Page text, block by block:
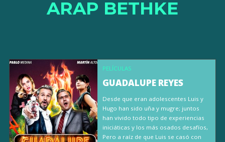
ARAP BETHKE
PELÍCULAS
GUADALUPE REYES
Desde que eran adolescentes Luis y
Hugo han sido uña y mugre; juntos
han vivido todo tipo de experiencias
iniciáticas y los más osados desafíos,
Pero a raíz de que Luis se casó con